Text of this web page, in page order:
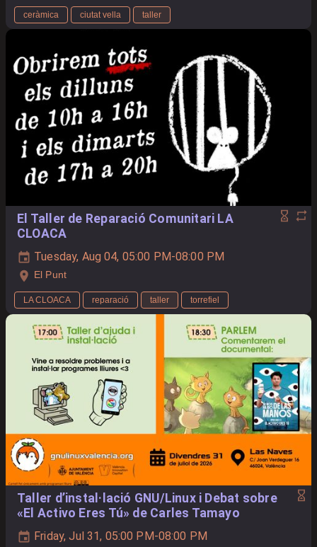
ceràmica ciutat vella taller
El Taller de Reparació Comunitari LA
CLOACA
Tuesday, Aug 04, 05:00 PM-08:00 PM
El Punt
LA CLOACA reparació taller torrefiel
Taller d’instal·lació GNU/Linux i Debat sobre
«El Activo Eres Tú» de Carles Tamayo
Friday, Jul 31, 05:00 PM-08:00 PM